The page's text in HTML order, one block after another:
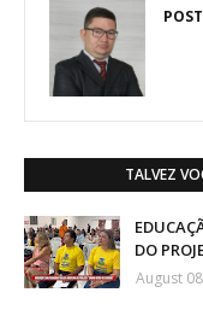
TALVEZ
DO
August